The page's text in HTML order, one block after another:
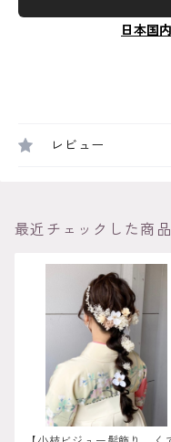
日本国
レビュー
最近チェックした商品